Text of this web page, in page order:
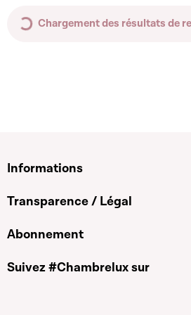
Chargement des résultats de
Informations
Transparence / Légal
Abonnement
Suivez #Chambrelux sur